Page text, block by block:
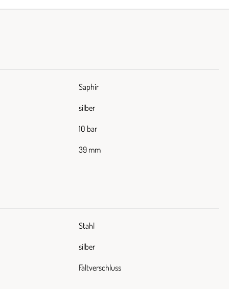
Saphir
silber
10 bar
39 mm
Stahl
silber
Faltverschluss